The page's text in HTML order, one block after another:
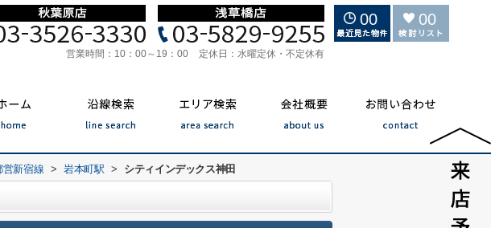
営業時間： 10：00～19：00 定休日： 水曜定休・不定休有
00 00
営新宿線 > 岩本町駅 > シティインデックス神田